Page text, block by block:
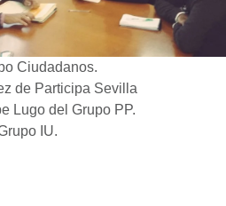
Ciudadanos.
de Participa Sevilla
Lugo del Grupo PP.
IU.